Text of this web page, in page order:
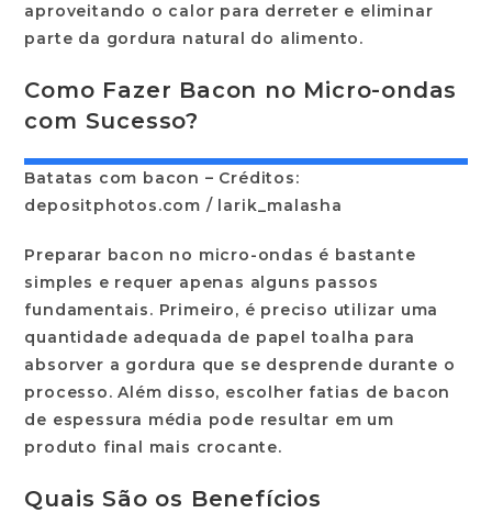
aproveitando o calor para derreter e eliminar
parte da gordura natural do alimento.
Como Fazer Bacon no Micro-ondas
com Sucesso?
Batatas com bacon – Créditos:
depositphotos.com / larik_malasha
Preparar bacon no micro-ondas é bastante
simples e requer apenas alguns passos
fundamentais. Primeiro, é preciso utilizar uma
quantidade adequada de papel toalha para
absorver a gordura que se desprende durante o
processo. Além disso, escolher fatias de bacon
de espessura média pode resultar em um
produto final mais crocante.
Quais São os Benefícios